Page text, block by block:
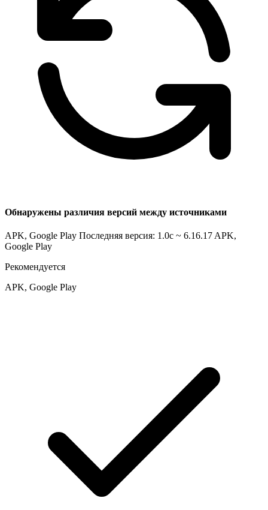
Обнаружены различия версий между источниками
APK, Google Play Последняя версия: 1.0c ~ 6.16.17 APK,
Google Play
Рекомендуется
APK, Google Play